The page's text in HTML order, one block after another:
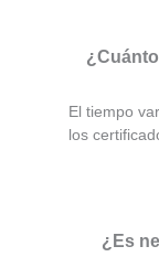
El tiempo
los
¿Es